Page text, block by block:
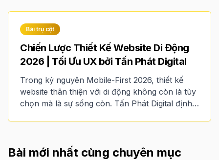
Bài trụ cột
Chiến Lược Thiết Kế Website Di Động
2026 | Tối Ưu UX bởi Tấn Phát Digital
Trong kỷ nguyên Mobile-First 2026, thiết kế
website thân thiện với di động không còn là tùy
chọn mà là sự sống còn. Tấn Phát Digital định
Bài mới nhất cùng chuyên mục